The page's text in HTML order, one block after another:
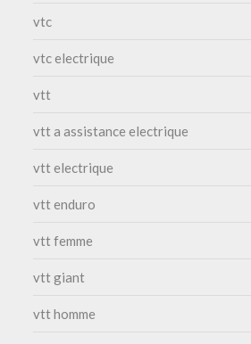
vtc
vtc electrique
vtt
vtt a assistance electrique
vtt electrique
vtt enduro
vtt femme
vtt giant
vtt homme